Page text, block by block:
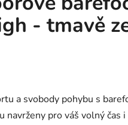
- tmavě
a svobody pohybu s
navrženy pro váš volný čas